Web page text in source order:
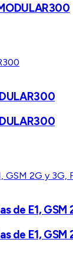
E1, GSM
E1, GSM